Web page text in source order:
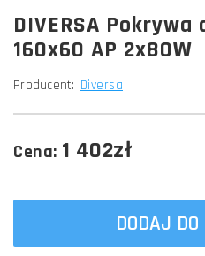
DIVERSA Pokrywa
160x60 AP 2x80W
Producent: Diversa
Cena: 1 402zł
DODAJ